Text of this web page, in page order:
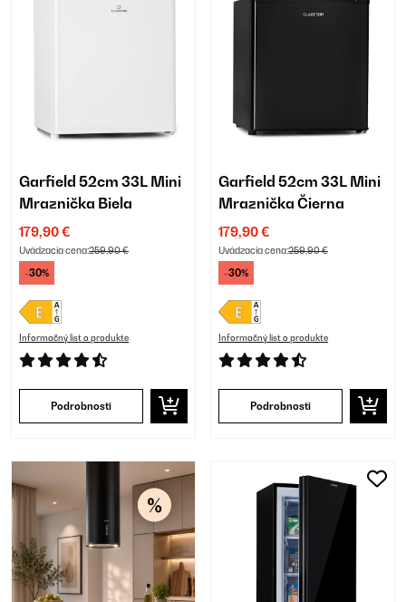
Garfield 52cm 33L Mini
Mraznička Biela
179,90 €
Uvádzacia cena:259,90 €
-30%
Informačný list o produkte
Podrobnosti
Garfield 52cm 33L Mini
Mraznička Čierna
179,90 €
Uvádzacia cena:259,90 €
-30%
Informačný list o produkte
Podrobnosti